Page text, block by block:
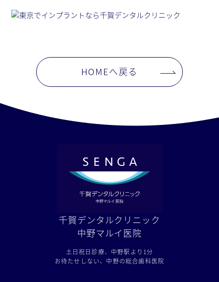
HOMEへ戻る
千賀デンタルクリニック
中野マルイ医院
土日祝日診療、中野駅より1分
お待たせしない、中野の総合歯科医院